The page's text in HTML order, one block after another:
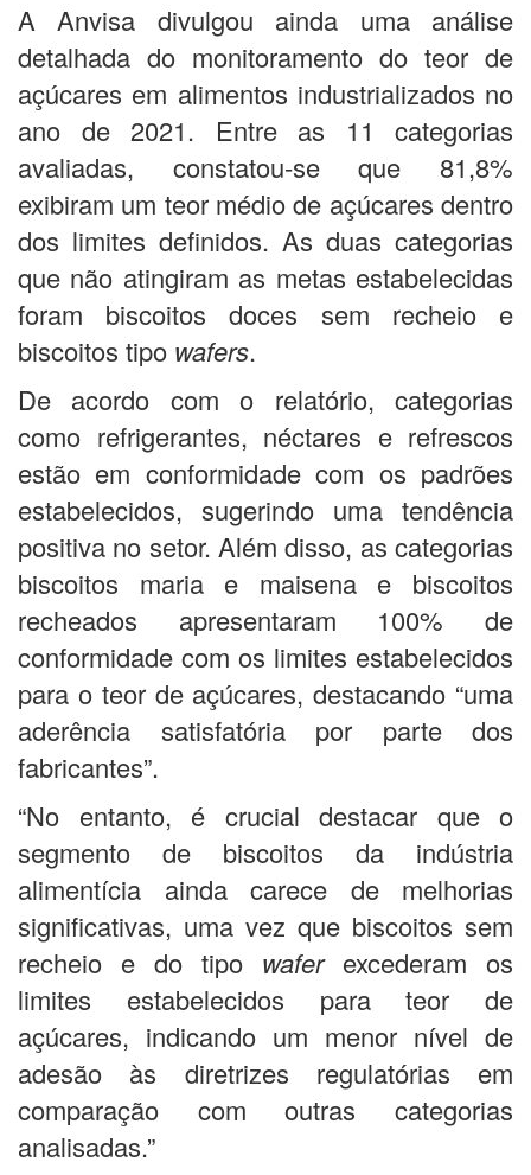
A Anvisa divulgou ainda uma análise
detalhada do monitoramento do teor de
açúcares em alimentos industrializados no
ano de 2021. Entre as 11 categorias
avaliadas, constatou-se que 81,8%
exibiram um teor médio de açúcares dentro
dos limites definidos. As duas categorias
que não atingiram as metas estabelecidas
foram biscoitos doces sem recheio e
biscoitos tipo wafers.
De acordo com o relatório, categorias
como refrigerantes, néctares e refrescos
estão em conformidade com os padrões
estabelecidos, sugerindo uma tendência
positiva no setor. Além disso, as categorias
biscoitos maria e maisena e biscoitos
recheados apresentaram 100% de
conformidade com os limites estabelecidos
para o teor de açúcares, destacando “uma
aderência satisfatória por parte dos
fabricantes”.
“No entanto, é crucial destacar que o
segmento de biscoitos da indústria
alimentícia ainda carece de melhorias
significativas, uma vez que biscoitos sem
recheio e do tipo waferexcederam os
limites estabelecidos para teor de
açúcares, indicando um menor nível de
adesão às diretrizes regulatórias em
comparação com outras categorias
analisadas.”